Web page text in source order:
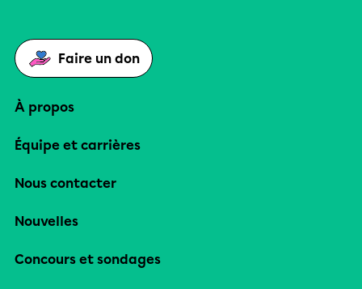
Faire un don
À propos
Équipe et carrières
Nous contacter
Nouvelles
Concours et sondages